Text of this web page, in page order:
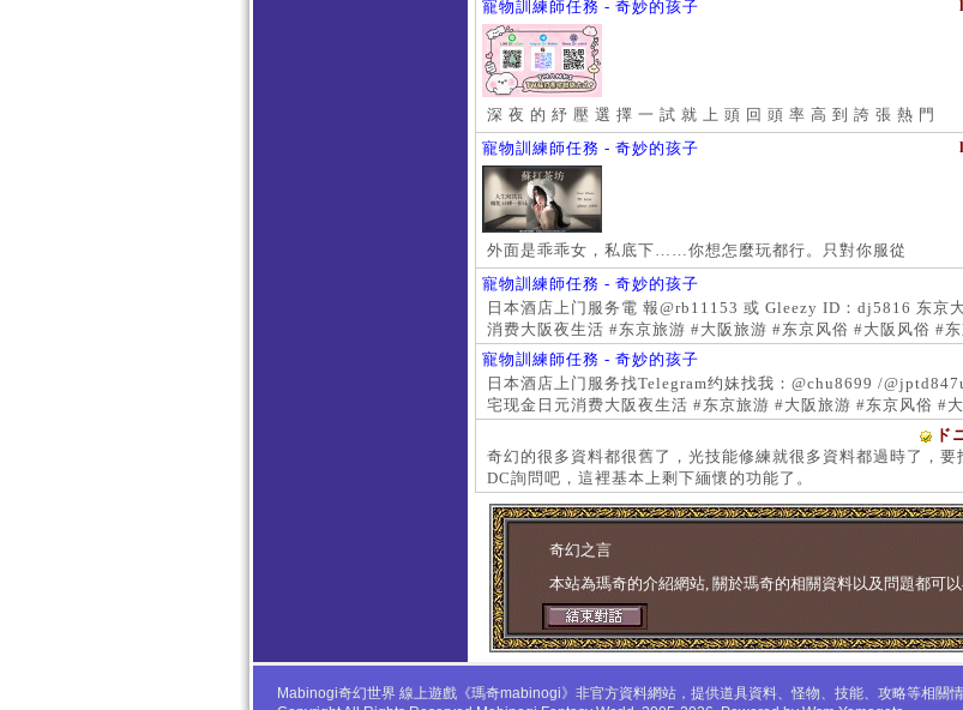
寵物訓練師任務 - 奇妙的孩子
深 夜 的 紓 壓 選 擇 一 試 就 上 頭 回 頭 率 高 到 誇 張 熱 門
寵物訓練師任務 - 奇妙的孩子
外面是乖乖女，私底下……你想怎麼玩都行。只對你服從
寵物訓練師任務 - 奇妙的孩子
日本酒店上门服务電 報@rb11153 或 Gleezy ID：dj5816 东京
消费大阪夜生活 #东京旅游 #大阪旅游 #东京风俗 #大阪风俗 #
京上门服务 #大阪上门服务新宿风俗 #梅田风俗 #歌舞伎町 #日
本萝莉 #大阪萝莉 #日本学生妹
寵物訓練師任務 - 奇妙的孩子
日本酒店上门服务找Telegram约妹找我：@chu8699 /
宅现金日元消费大阪夜生活 #东京旅游 #大阪旅游 #东京风俗 #
大阪外约 #东京上门服务 #大阪上门服务新宿风俗 #梅田风俗 #
#日本女孩 #大阪女孩 #日本萝莉 #大阪萝莉 #日本学生妹
ド
奇幻的很多資料都很舊了，光技能修練就很多資料都過時了，要
DC詢問吧，這裡基本上剩下緬懷的功能了。
奇幻之言
本站為瑪奇的介紹網站, 關於瑪奇的相關資料以及問題都可
Mabinogi奇幻世界 線上遊戲《瑪奇mabinogi》非官方資料網站，提供道具資料、怪物、技能、攻略等相關